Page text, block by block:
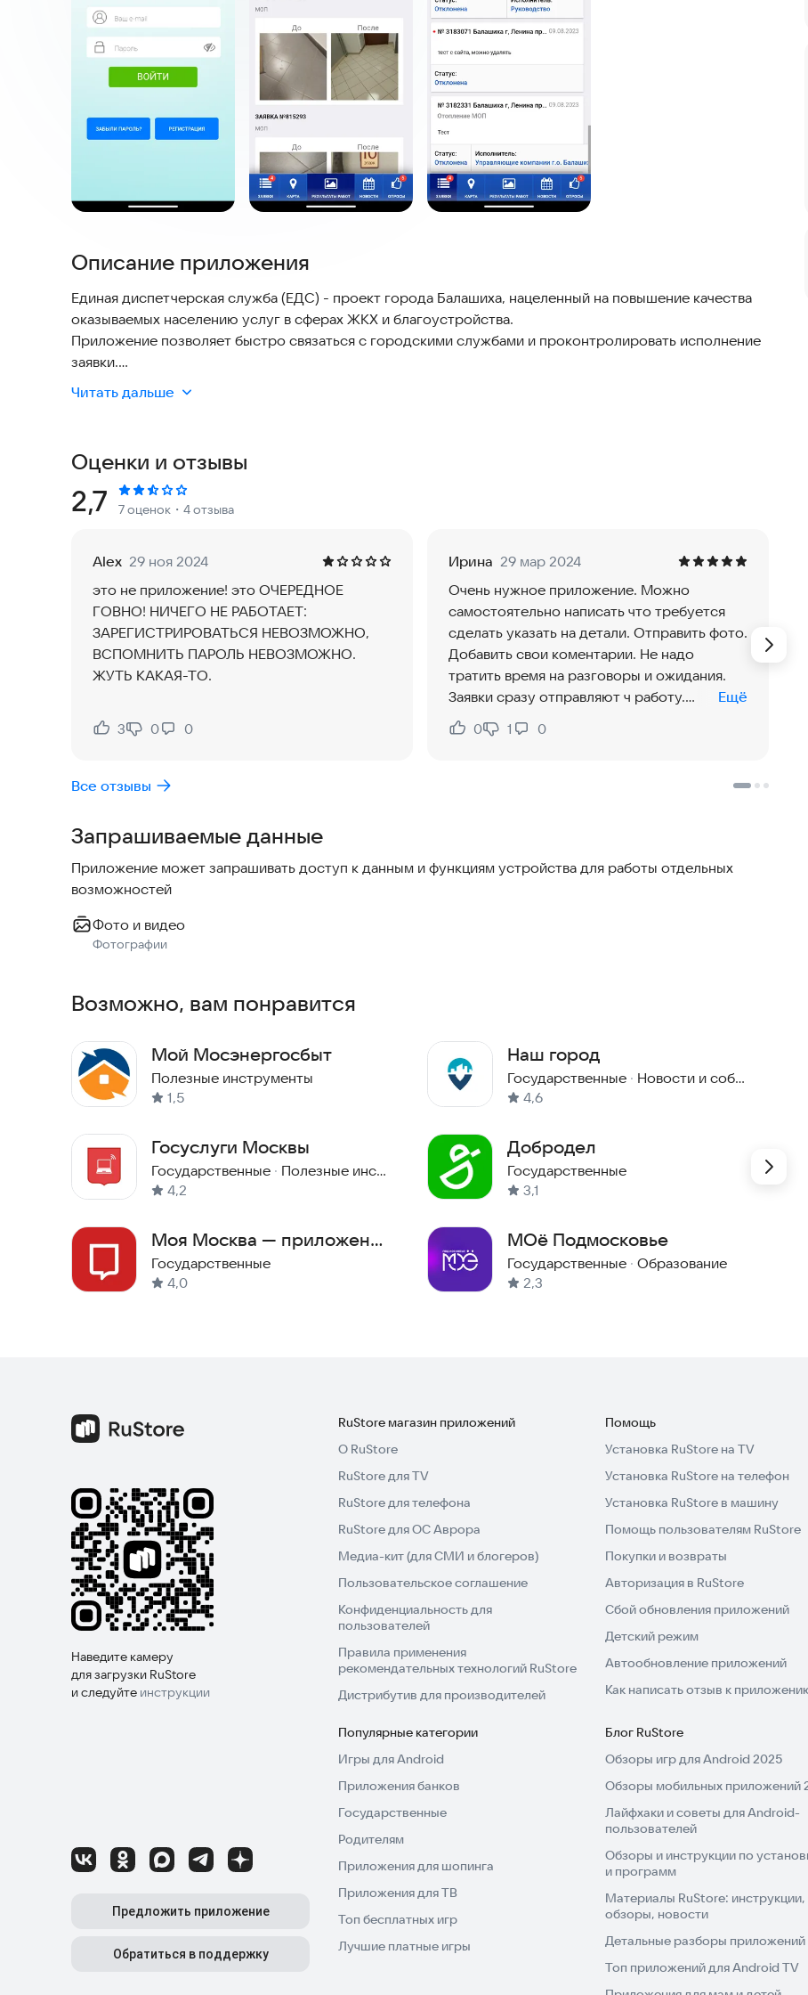
Описание приложения
Единая диспетчерская служба (ЕДС) - проект города Балашиха, нацеленный на повышение качества
оказываемых населению услуг в сферах ЖКХ и благоустройства.
Приложение позволяет быстро связаться с городскими службами и проконтролировать исполнение
заявки.
Вы сможете:
- работой городского транспорта;
- коммунальной инфраструктурой;
- санитарным содержанием общегородских и придомовых территорий, парков, детских площадок;
- содержанием дорог.
А также:
- получить информацию по отключениям ресурсов (горячей или холодной воды, электричества) в
своём доме;
- проследить выполнение заявки;
- оценить результат;
- быть в курсе актуальных городских новостей.
Читать дальше
Оценки и отзывы
Рейтинг:
2,7 7 оценок ・4 отзыва
Alex 29 ноя 2024
это не приложение! это ОЧЕРЕДНОЕ
ГОВНО! НИЧЕГО НЕ РАБОТАЕТ:
ЗАРЕГИСТРИРОВАТЬСЯ НЕВОЗМОЖНО,
ВСПОМНИТЬ ПАРОЛЬ НЕВОЗМОЖНО.
ЖУТЬ КАКАЯ-ТО.
Нравится:
3
Не нравится:
0 0
Ирина 29 мар 2024
Очень нужное приложение. Можно
самостоятельно написать что требуется
сделать указать на детали. Отправить фото.
Добавить свои коментарии. Не надо
тратить время на разговоры и ожидания.
Заявки сразу отправляют ч работу.
Особенно аварийные. Очень удобно и
просто. Даже пенсионерам.
Ещё
Нравится:
0
Не нравится:
1 0
Все отзывы
Запрашиваемые данные
Приложение может запрашивать доступ к данным и функциям устройства для работы отдельных
возможностей
Фото и видео
Фотографии
Возможно, вам понравится
Мой Мосэнергосбыт
Полезные инструменты
1,5
Госуслуги Москвы
Государственные · Полезные инструменты
4,2
Моя Москва — приложение
mos.ru
Государственные
4,0
Наш город
Государственные · Новости и события
4,6
Добродел
Государственные
3,1
МОё Подмосковье
Государственные · Образование
2,3
Наведите камеру
для загрузки RuStore
и следуйте инструкции
Предложить приложение
Обратиться в поддержку
RuStore магазин приложений
О RuStore
RuStore для TV
RuStore для телефона
RuStore для ОС Аврора
Медиа-кит (для СМИ и блогеров)
Пользовательское соглашение
Конфиденциальность для
пользователей
Правила применения
рекомендательных технологий RuStore
Дистрибутив для производителей
Помощь
Установка RuStore на TV
Установка RuStore на телефон
Установка RuStore в машину
Помощь пользователям RuStore
Покупки и возвраты
Авторизация в RuStore
Сбой обновления приложений
Детский режим
Автообновление приложений
Как написать отзыв к
Популярные категории
Игры для Android
Приложения банков
Государственные
Родителям
Приложения для шопинга
Приложения для ТВ
Топ бесплатных игр
Лучшие платные игры
Блог RuStore
Обзоры игр для Android 2025
Обзоры мобильных приложений
Лайфхаки и советы для Android-
пользователей
Обзоры и инструкции по
и программ
Материалы RuStore: инструкции,
обзоры, новости
Детальные разборы приложений
Топ приложений для Android TV